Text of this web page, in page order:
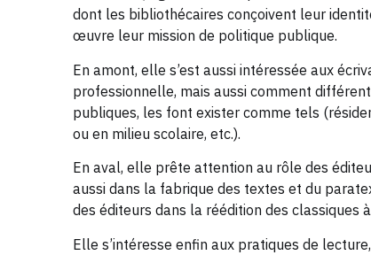
dont les bibliothécaires conçoivent leur
œuvre leur mission de politique publique.
En amont, elle s’est aussi intéressée aux
professionnelle, mais aussi comment
publiques, les font exister comme tels
ou en milieu scolaire, etc.).
En aval, elle prête attention au rôle des
aussi dans la fabrique des textes et du
des éditeurs dans la réédition des
Elle s’intéresse enfin aux pratiques de